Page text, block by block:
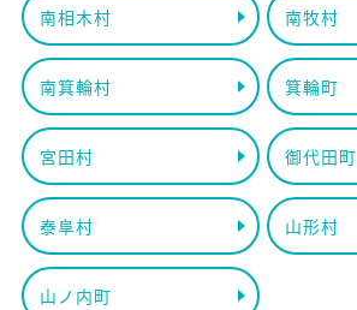
南相木村 南牧村
南箕輪村 箕輪町
宮田村 御代田町
泰阜村 山形村
山ノ内町